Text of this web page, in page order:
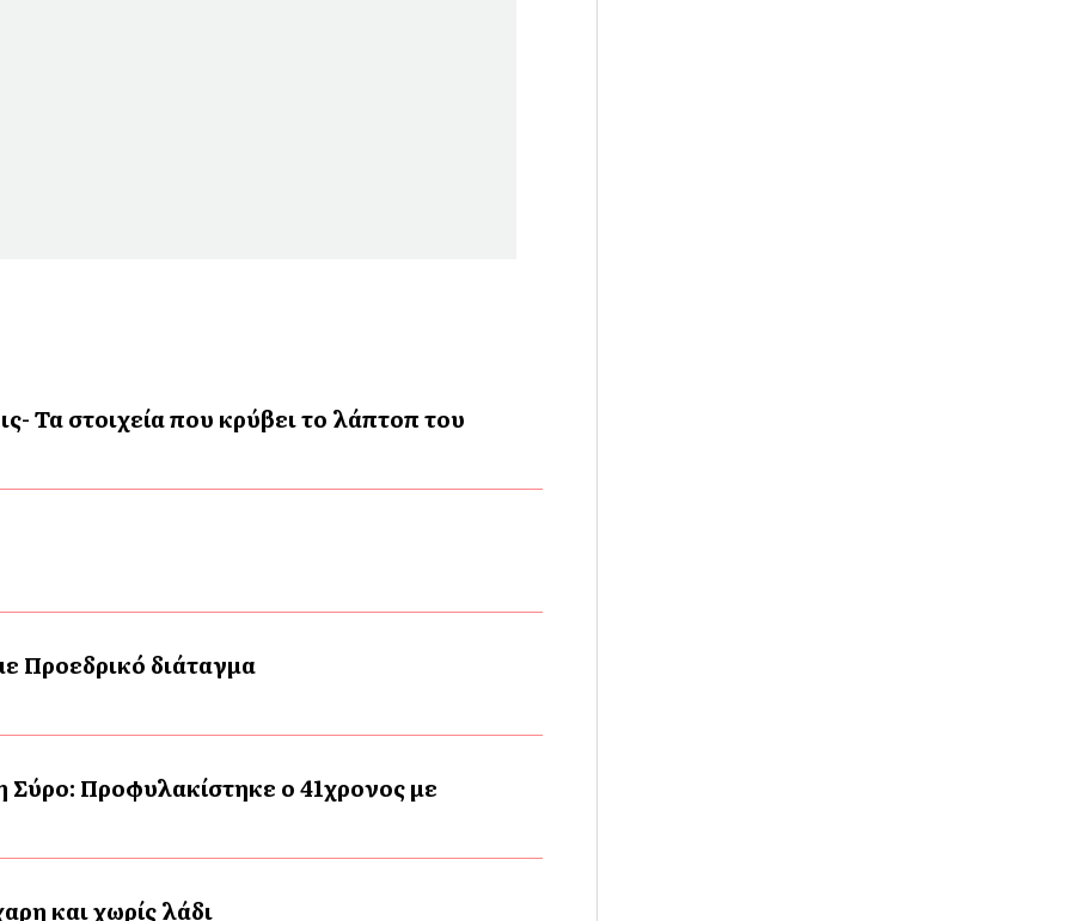
Τα στοιχεία που κρύβει το λάπτοπ του
Προεδρικό διάταγμα
Σύρο: Προφυλακίστηκε ο 41χρονος με
και χωρίς λάδι